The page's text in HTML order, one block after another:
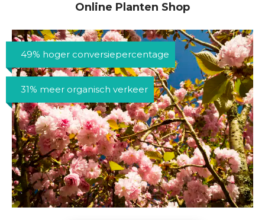
Online Planten Shop
49% hoger conversiepercentage
31% meer organisch verkeer